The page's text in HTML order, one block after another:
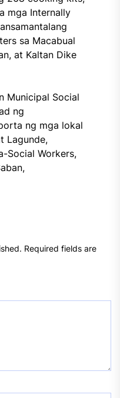
mga Internally
sa Macabual
at Kaltan Dike
Municipal Social
ng
ng mga lokal
Lagunde,
Social Workers,
Required fields are